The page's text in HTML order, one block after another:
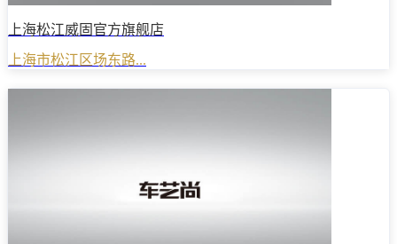
上海松江威固官方旗舰店
上海市松江区场东路...